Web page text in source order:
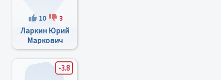
10 3
Ларкин Юрий
Маркович
-3.8